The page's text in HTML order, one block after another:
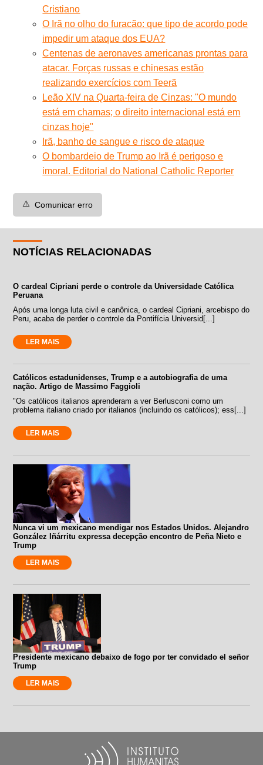
Cristiano
O Irã no olho do furacão: que tipo de acordo pode
impedir um ataque dos EUA?
Centenas de aeronaves americanas prontas para
atacar. Forças russas e chinesas estão
realizando exercícios com Teerã
Leão XIV na Quarta-feira de Cinzas: "O mundo
está em chamas; o direito internacional está em
cinzas hoje"
Irã, banho de sangue e risco de ataque
O bombardeio de Trump ao Irã é perigoso e
imoral. Editorial do National Catholic Reporter
⚠️ Comunicar erro
NOTÍCIAS RELACIONADAS
O cardeal Cipriani perde o controle da Universidade Católica
Peruana
Após uma longa luta civil e canônica, o cardeal Cipriani, arcebispo do
Peru, acaba de perder o controle da Pontifícia Universid[...]
LER MAIS
Católicos estadunidenses, Trump e a autobiografia de uma
nação. Artigo de Massimo Faggioli
"Os católicos italianos aprenderam a ver Berlusconi como um
problema italiano criado por italianos (incluindo os católicos); ess[...]
LER MAIS
Nunca vi um mexicano mendigar nos Estados Unidos. Alejandro
González Iñárritu expressa decepção encontro de Peña Nieto e
Trump
LER MAIS
Presidente mexicano debaixo de fogo por ter convidado el señor
Trump
LER MAIS